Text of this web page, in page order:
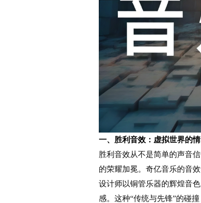
一、胜利音效：虚拟世界的
胜利音效从不是简单的声音
的荣耀加冕。奇亿音乐的音
设计师以铜管乐器的辉煌音
感。这种“传统与先锋”的碰